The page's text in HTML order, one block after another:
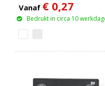
Vanaf € 0,27
Bedrukt in circa 10